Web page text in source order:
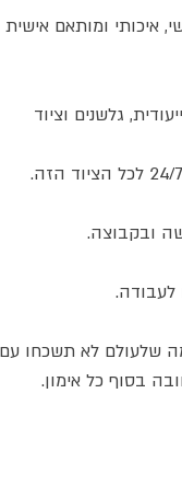
איכותי ומותאם אישית
גלשנים וציוד
ובקבוצה.
לעבודה.
שלעולם לא תשכחו עם
בסוף כל אימון.